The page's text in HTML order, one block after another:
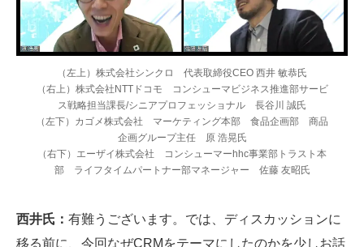
（左上）株式会社シンクロ 代表取締役CEO 西井 敏恭氏
（右上）株式会社NTTドコモ コンシューマビジネス推進部サービ
ス戦略担当課長/シニアプロフェッショナル 長谷川 誠氏
（左下）カゴメ株式会社 マーケティング本部 食品企画部 商品
企画グループ主任 原 浩晃氏
（右下）エーザイ株式会社 コンシューマーhhc事業部トラスト本
部 ライフタイムパートナー部マネージャー 佐藤 友昭氏
西井氏： 有難うございます。では、ディスカッションに
移る前に、今回なぜCRMをテーマにしたのかを少しお話